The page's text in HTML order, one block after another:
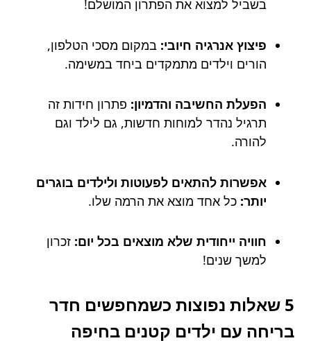
בשביל למצוא את הפתרון המושלם!
פיצוץ אנרגיה חיובי: במקום מסכי הטלפון,
הורים וילדים מתמקדים ביחד במשימה.
הפעלת החשיבה והדמיון: פתרון חידות זה
תרגיל נהדר למוחות חדשות, גם לילד וגם
להורה.
אפשרות להתאים לפעוטות ולילדים בוגרים
יותר: כל אחד מוצא את הרמה שלו.
חוויה ייחודית שלא מוצאים בכל יום: זכרון
למשך שנים!
5 שאלות נפוצות כשמחפשים חדר
בריחה עם ילדים קטנים בחיפה